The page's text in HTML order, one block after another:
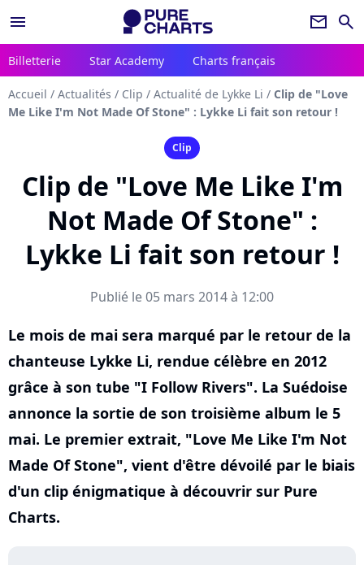
menu newsletter search
Billetterie Star Academy Charts français
Accueil / Actualités / Clip / Actualité de Lykke Li / Clip de "Love
Me Like I'm Not Made Of Stone" : Lykke Li fait son retour !
Clip
Clip de "Love Me Like I'm
Not Made Of Stone" :
Lykke Li fait son retour !
Publié le 05 mars 2014 à 12:00
Le mois de mai sera marqué par le retour de la
chanteuse Lykke Li, rendue célèbre en 2012
grâce à son tube "I Follow Rivers". La Suédoise
annonce la sortie de son troisième album le 5
mai. Le premier extrait, "Love Me Like I'm Not
Made Of Stone", vient d'être dévoilé par le biais
d'un clip énigmatique à découvrir sur Pure
Charts.